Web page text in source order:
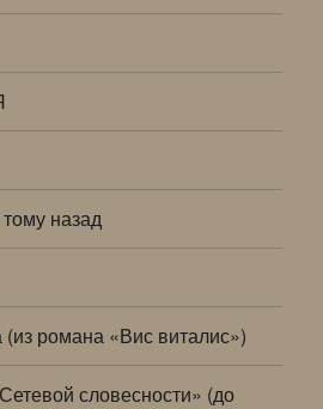
назад
романа «Вис виталис»)
словесности» (до